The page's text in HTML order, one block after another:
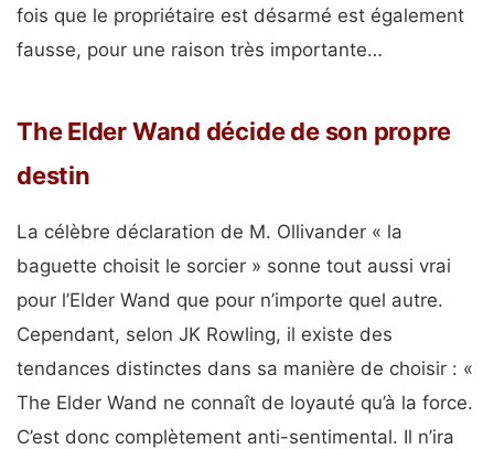
fois que le propriétaire est désarmé est également
fausse, pour une raison très importante…
The Elder Wand décide de son propre
destin
La célèbre déclaration de M. Ollivander « la
baguette choisit le sorcier » sonne tout aussi vrai
pour l’Elder Wand que pour n’importe quel autre.
Cependant, selon JK Rowling, il existe des
tendances distinctes dans sa manière de choisir : «
The Elder Wand ne connaît de loyauté qu’à la force.
C’est donc complètement anti-sentimental. Il n’ira